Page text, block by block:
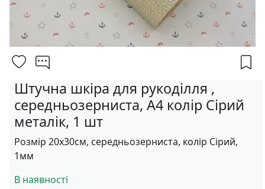
Штучна шкіра для рукоділля ,
середньозерниста, А4 колір Сірий
металік, 1 шт
Розмір 20х30см, середньозерниста, колір Сірий,
1мм
В наявності